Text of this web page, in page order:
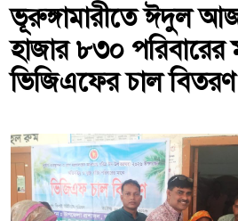
ভূরুঙ্গামারীতে ঈদুল
হাজার ৮৩০ পরিবারের
ভিজিএফের চাল বিতরণ